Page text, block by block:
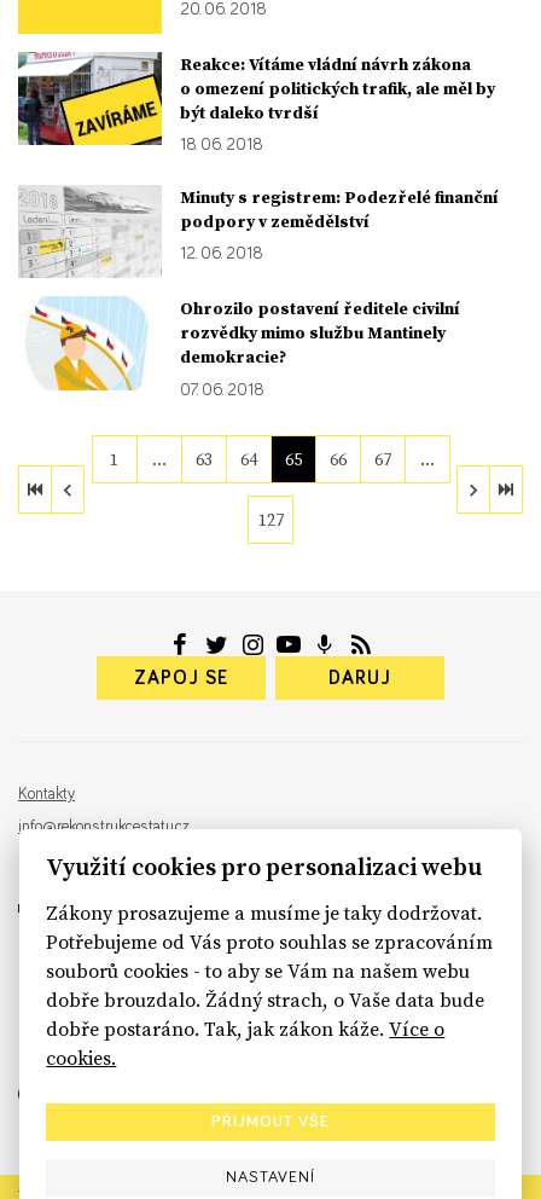
20. 06. 2018
Reakce: Vítáme vládní návrh zákona
o omezení politických trafik, ale měl by
být daleko tvrdší
18. 06. 2018
Minuty s registrem: Podezřelé finanční
podpory v zemědělství
12. 06. 2018
Ohrozilo postavení ředitele civilní
rozvědky mimo službu Mantinely
demokracie?
07. 06. 2018
1 … 63 64 65 66 67 …
127
ZAPOJ SE DARUJ
Kontakty
info@rekonstrukcestatu.cz
Návrh a vývoj: Sinfin , ilustrace:
sinfin.digital
Využití cookies pro personalizaci webu
Zákony prosazujeme a musíme je taky dodržovat.
Potřebujeme od Vás proto souhlas se zpracováním
souborů cookies - to aby se Vám na našem webu
dobře brouzdalo. Žádný strach, o Vaše data bude
dobře postaráno. Tak, jak zákon káže.Více o
cookies.
PŘIJMOUT VŠE
NASTAVENÍ